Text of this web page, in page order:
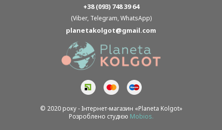
© 2020 року - Інтернет-магазин «Planeta Kolgot»
Розроблено студією Mobios.
+38 (093) 748 39 64
(Viber, Telegram, WhatsApp)
planetakolgot@gmail.com